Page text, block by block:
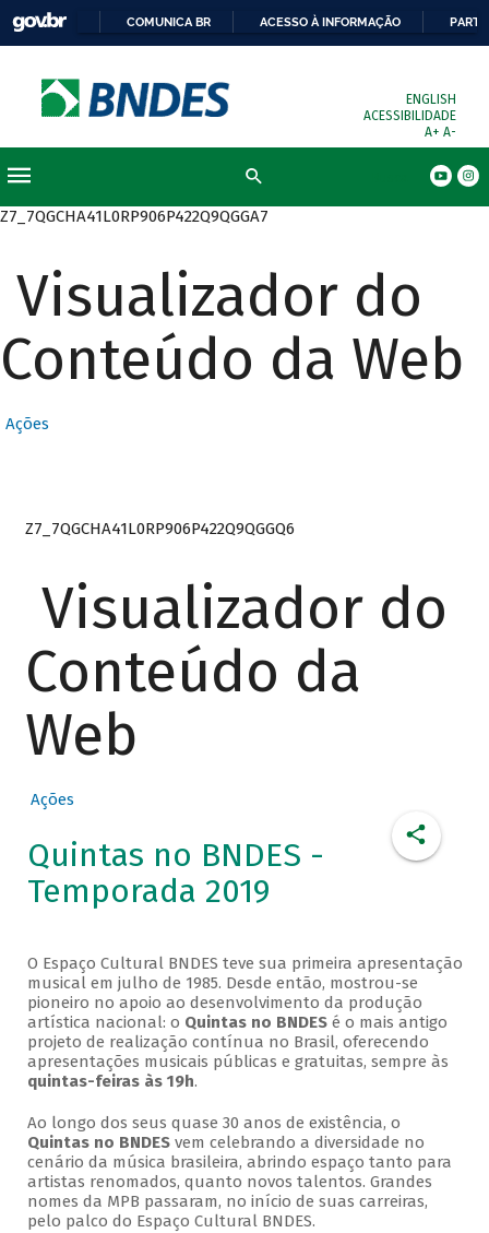
COMUNICA BR ACESSO À INFORMAÇÃO
ENGLISH
ACESSIBILIDADE
A+ A-
Z7_7QGCHA41L0RP906P422Q9QGGA7
Visualizador do
Conteúdo da Web
Ações
Z7_7QGCHA41L0RP906P422Q9QGGQ6
Visualizador do
Conteúdo da
Web
Ações
Quintas no BNDES -
Temporada 2019
O Espaço Cultural BNDES teve sua primeira apresentação
musical em julho de 1985. Desde então, mostrou-se
pioneiro no apoio ao desenvolvimento da produção
artística nacional: o Quintas no BNDESé o mais antigo
projeto de realização contínua no Brasil, oferecendo
apresentações musicais públicas e gratuitas, sempre às
quintas-feiras às 19h.
Ao longo dos seus quase 30 anos de existência, o
Quintas no BNDESvem celebrando a diversidade no
cenário da música brasileira, abrindo espaço tanto para
artistas renomados, quanto novos talentos. Grandes
nomes da MPB passaram, no início de suas carreiras,
pelo palco do Espaço Cultural BNDES.